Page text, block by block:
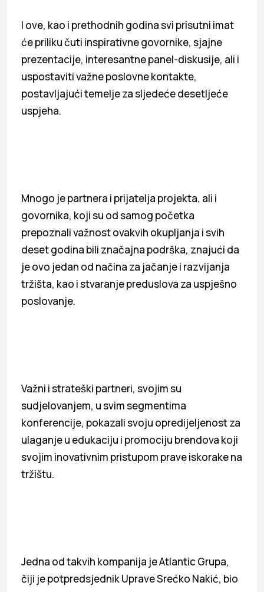
I ove, kao i prethodnih godina svi prisutni imat
će priliku čuti inspirativne govornike, sjajne
prezentacije, interesantne panel-diskusije, ali i
uspostaviti važne poslovne kontakte,
postavljajući temelje za sljedeće desetljeće
uspjeha.
Mnogo je partnera i prijatelja projekta, ali i
govornika, koji su od samog početka
prepoznali važnost ovakvih okupljanja i svih
deset godina bili značajna podrška, znajući da
je ovo jedan od načina za jačanje i razvijanja
tržišta, kao i stvaranje preduslova za uspješno
poslovanje.
Važni i strateški partneri, svojim su
sudjelovanjem, u svim segmentima
konferencije, pokazali svoju opredijeljenost za
ulaganje u edukaciju i promociju brendova koji
svojim inovativnim pristupom prave iskorake na
tržištu.
Jedna od takvih kompanija je Atlantic Grupa,
čiji je potpredsjednik Uprave Srećko Nakić, bio